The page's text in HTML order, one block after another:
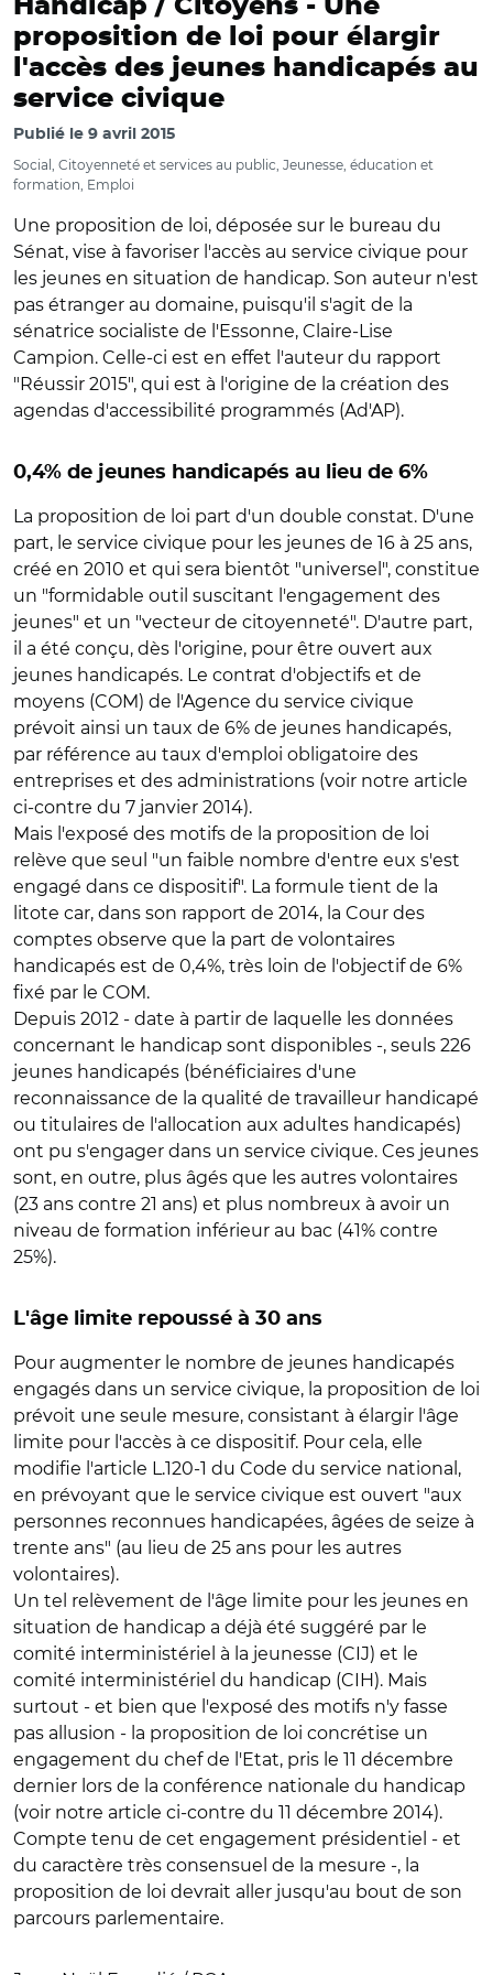
Handicap / Citoyens - Une
proposition de loi pour élargir
l'accès des jeunes handicapés au
service civique
Publié le 9 avril 2015
Social, Citoyenneté et services au public, Jeunesse, éducation et
formation, Emploi
Une proposition de loi, déposée sur le bureau du
Sénat, vise à favoriser l'accès au service civique pour
les jeunes en situation de handicap. Son auteur n'est
pas étranger au domaine, puisqu'il s'agit de la
sénatrice socialiste de l'Essonne, Claire-Lise
Campion. Celle-ci est en effet l'auteur du rapport
"Réussir 2015", qui est à l'origine de la création des
agendas d'accessibilité programmés (Ad'AP).
0,4% de jeunes handicapés au lieu de 6%
La proposition de loi part d'un double constat. D'une
part, le service civique pour les jeunes de 16 à 25 ans,
créé en 2010 et qui sera bientôt "universel", constitue
un "formidable outil suscitant l'engagement des
jeunes" et un "vecteur de citoyenneté". D'autre part,
il a été conçu, dès l'origine, pour être ouvert aux
jeunes handicapés. Le contrat d'objectifs et de
moyens (COM) de l'Agence du service civique
prévoit ainsi un taux de 6% de jeunes handicapés,
par référence au taux d'emploi obligatoire des
entreprises et des administrations (voir notre article
ci-contre du 7 janvier 2014).
Mais l'exposé des motifs de la proposition de loi
relève que seul "un faible nombre d'entre eux s'est
engagé dans ce dispositif". La formule tient de la
litote car, dans son rapport de 2014, la Cour des
comptes observe que la part de volontaires
handicapés est de 0,4%, très loin de l'objectif de 6%
fixé par le COM.
Depuis 2012 - date à partir de laquelle les données
concernant le handicap sont disponibles -, seuls 226
jeunes handicapés (bénéficiaires d'une
reconnaissance de la qualité de travailleur handicapé
ou titulaires de l'allocation aux adultes handicapés)
ont pu s'engager dans un service civique. Ces jeunes
sont, en outre, plus âgés que les autres volontaires
(23 ans contre 21 ans) et plus nombreux à avoir un
niveau de formation inférieur au bac (41% contre
25%).
L'âge limite repoussé à 30 ans
Pour augmenter le nombre de jeunes handicapés
engagés dans un service civique, la proposition de loi
prévoit une seule mesure, consistant à élargir l'âge
limite pour l'accès à ce dispositif. Pour cela, elle
modifie l'article L.120-1 du Code du service national,
en prévoyant que le service civique est ouvert "aux
personnes reconnues handicapées, âgées de seize à
trente ans" (au lieu de 25 ans pour les autres
volontaires).
Un tel relèvement de l'âge limite pour les jeunes en
situation de handicap a déjà été suggéré par le
comité interministériel à la jeunesse (CIJ) et le
comité interministériel du handicap (CIH). Mais
surtout - et bien que l'exposé des motifs n'y fasse
pas allusion - la proposition de loi concrétise un
engagement du chef de l'Etat, pris le 11 décembre
dernier lors de la conférence nationale du handicap
(voir notre article ci-contre du 11 décembre 2014).
Compte tenu de cet engagement présidentiel - et
du caractère très consensuel de la mesure -, la
proposition de loi devrait aller jusqu'au bout de son
parcours parlementaire.